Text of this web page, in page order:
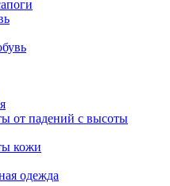
от падений с высоты
кожи
одежда